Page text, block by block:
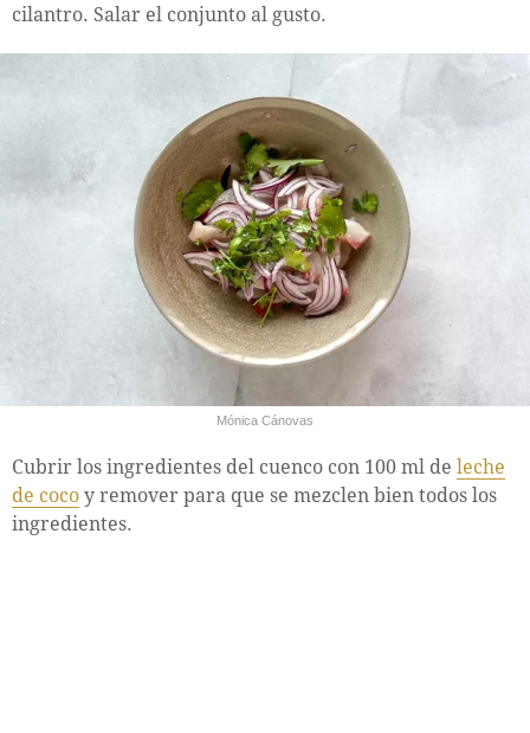
cilantro. Salar el conjunto al gusto.
Mónica Cánovas
Cubrir los ingredientes del cuenco con 100 ml de leche
de coco y remover para que se mezclen bien todos los
ingredientes.